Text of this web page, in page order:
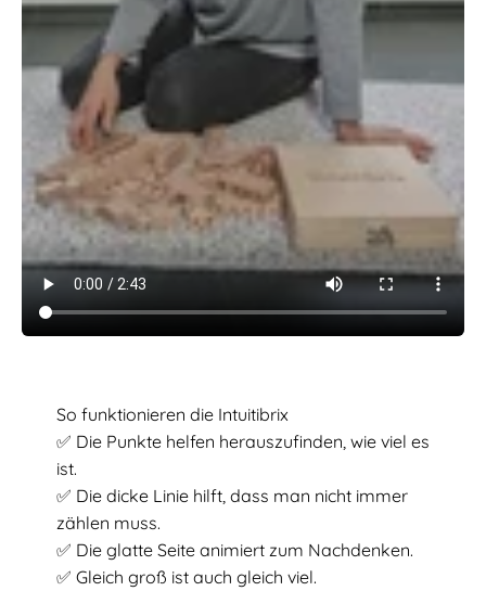
So funktionieren die Intuitibrix
✅ Die Punkte helfen herauszufinden, wie viel es
ist.
✅ Die dicke Linie hilft, dass man nicht immer
zählen muss.
✅ Die glatte Seite animiert zum Nachdenken.
✅ Gleich groß ist auch gleich viel.